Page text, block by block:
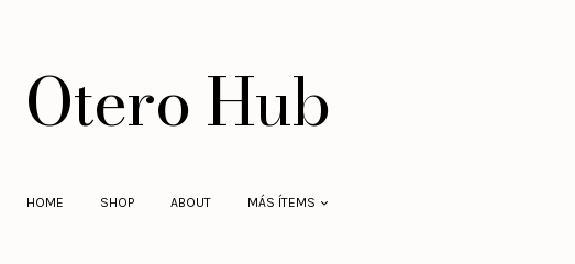
Otero Hub
HOME SHOP ABOUT MÁS ÍTEMS